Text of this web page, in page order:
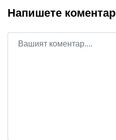
Напишете коментар